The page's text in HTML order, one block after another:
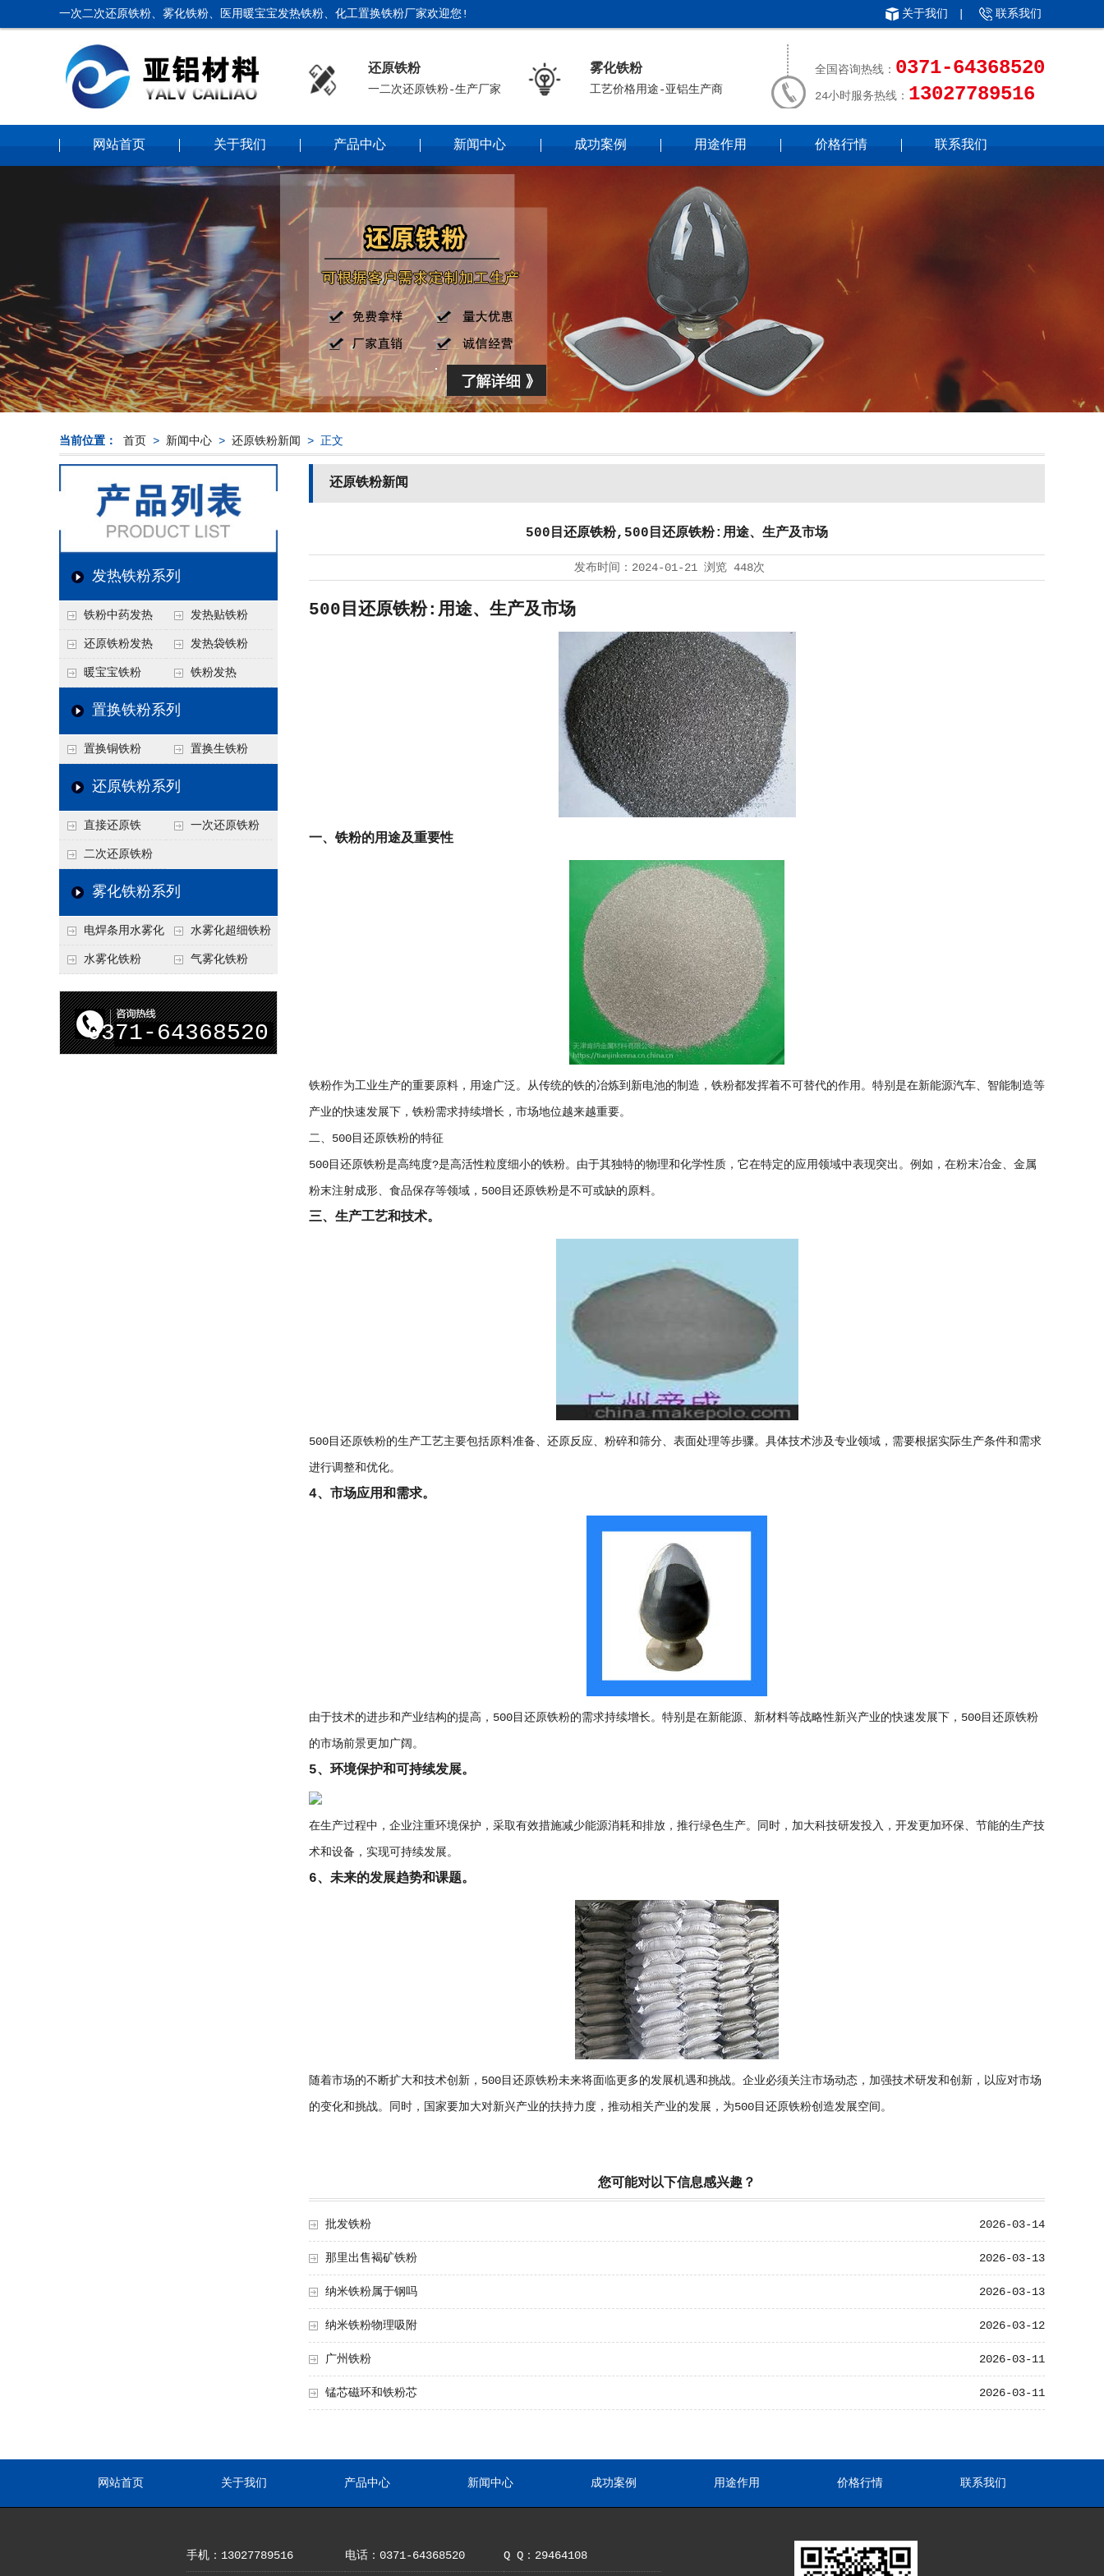
一次二次还原铁粉、雾化铁粉、医用暖宝宝发热铁粉、化工置换铁粉厂家欢迎您! 关于我们 联系我们
还原铁粉
一二次还原铁粉-生产厂家
雾化铁粉
工艺价格用途-亚铝生产商
全国咨询热线： 0371-64368520
24小时服务热线： 13027789516
网站首页 关于我们 产品中心 新闻中心 成功案例 用途作用 价格行情 联系我们
当前位置： 首页 > 新闻中心 > 还原铁粉新闻 > 正文
发热铁粉系列
铁粉中药发热 发热贴铁粉
还原铁粉发热 发热袋铁粉
暖宝宝铁粉 铁粉发热
置换铁粉系列
置换铜铁粉 置换生铁粉
还原铁粉系列
直接还原铁 一次还原铁粉
二次还原铁粉
雾化铁粉系列
电焊条用水雾化
铁粉
水雾化超细铁粉
水雾化铁粉 气雾化铁粉
0371-64368520
还原铁粉新闻
500目还原铁粉,500目还原铁粉:用途、生产及市场
发布时间： 2024-01-21 浏览 448次
500目还原铁粉:用途、生产及市场
一、铁粉的用途及重要性
铁粉作为工业生产的重要原料，用途广泛。从传统的铁的冶炼到新电池的制造，铁粉都发挥着不可替代的作用。特别是在新能源汽车、智能制造等
产业的快速发展下，铁粉需求持续增长，市场地位越来越重要。
二、500目还原铁粉的特征
500目还原铁粉是高纯度?是高活性粒度细小的铁粉。由于其独特的物理和化学性质，它在特定的应用领域中表现突出。例如，在粉末冶金、金属
粉末注射成形、食品保存等领域，500目还原铁粉是不可或缺的原料。
三、生产工艺和技术。
500目还原铁粉的生产工艺主要包括原料准备、还原反应、粉碎和筛分、表面处理等步骤。具体技术涉及专业领域，需要根据实际生产条件和需求
进行调整和优化。
4、市场应用和需求。
由于技术的进步和产业结构的提高，500目还原铁粉的需求持续增长。特别是在新能源、新材料等战略性新兴产业的快速发展下，500目还原铁粉
的市场前景更加广阔。
5、环境保护和可持续发展。
在生产过程中，企业注重环境保护，采取有效措施减少能源消耗和排放，推行绿色生产。同时，加大科技研发投入，开发更加环保、节能的生产技
术和设备，实现可持续发展。
6、未来的发展趋势和课题。
随着市场的不断扩大和技术创新，500目还原铁粉未来将面临更多的发展机遇和挑战。企业必须关注市场动态，加强技术研发和创新，以应对市场
的变化和挑战。同时，国家要加大对新兴产业的扶持力度，推动相关产业的发展，为500目还原铁粉创造发展空间。
您可能对以下信息感兴趣？
2026-03-14
批发铁粉
2026-03-13
那里出售褐矿铁粉
2026-03-13
纳米铁粉属于钢吗
2026-03-12
纳米铁粉物理吸附
2026-03-11
广州铁粉
2026-03-11
锰芯磁环和铁粉芯
网站首页 关于我们 产品中心 新闻中心 成功案例 用途作用 价格行情 联系我们
手机：13027789516 电话：0371-64368520 Q Q：29464108